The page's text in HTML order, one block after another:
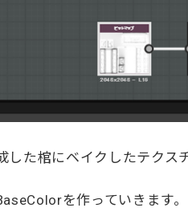
した棺にベイクしたテクス
を作っていきます。